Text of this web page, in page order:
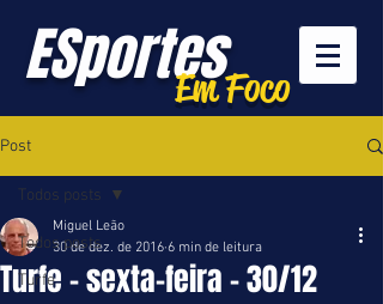
ESportesEm Foco
Post
Todos posts
Turfe
Todos posts
Turfe - sexta-feira - 30/12
Miguel Leão
30 de dez. de 2016 6 min de leitura